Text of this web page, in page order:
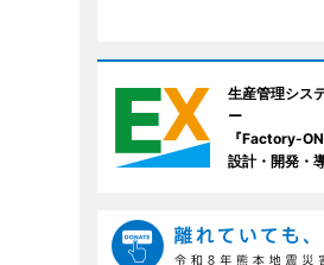
生産管理シス
ー
『Factory-
設計・開発・